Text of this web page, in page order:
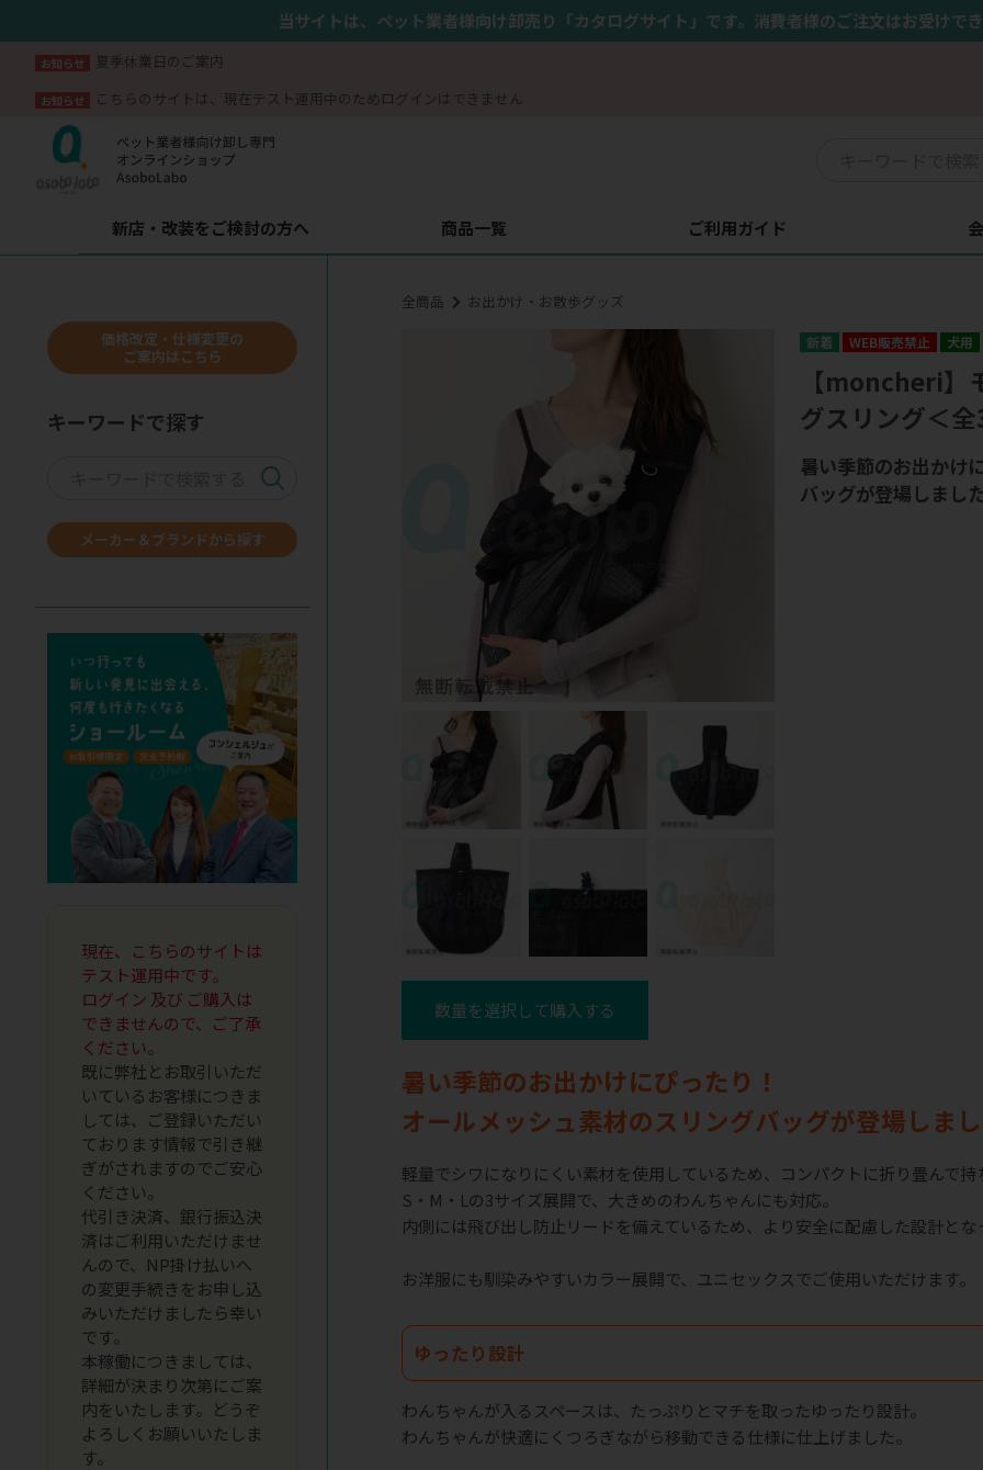
当サイトは、ペット業者様向け卸売り「カタログサイト」です。消費者様のご注文はお受けで
お知らせ 夏季休業日のご案内
お知らせ こちらのサイトは、現在テスト運用中のためログインはできません
新店・改装をご検討の方へ 商品一覧 ご利用ガイド
全商品 お出かけ・お散歩グッズ
WEB販売禁止 犬用
【moncheri
グスリング＜
暑い季節のお出かけ
バッグが登場しまし
数量を選択して購入する
暑い季節のお出かけにぴったり！
オールメッシュ素材のスリングバッグが登場しま
軽量でシワになりにくい素材を使用しているため、コンパクトに折り畳んで
S・M・Lの3サイズ展開で、大きめのわんちゃんにも対応。
内側には飛び出し防止リードを備えているため、より安全に配慮した設計とな
お洋服にも馴染みやすいカラー展開で、ユニセックスでご使用いただけます。
ゆったり設計
わんちゃんが入るスペースは、たっぷりとマチを取ったゆったり設計。
わんちゃんが快適にくつろぎながら移動できる仕様に仕上げました。
価格改定・仕様変更の
ご案内はこちら
キーワードで探す
メーカー＆ブランドから探す
現在、こちらのサイトは
テスト運用中です。
ログイン 及び ご購入は
できませんので、ご了承
ください。
既に弊社とお取引いただ
いているお客様につきま
しては、ご登録いただい
ております情報で引き継
ぎがされますのでご安心
ください。
代引き決済、銀行振込決
済はご利用いただけませ
んので、NP掛け払いへ
の変更手続きをお申し込
みいただけましたら幸い
です。
本稼働につきましては、
詳細が決まり次第にご案
内をいたします。どうぞ
よろしくお願いいたしま
す。